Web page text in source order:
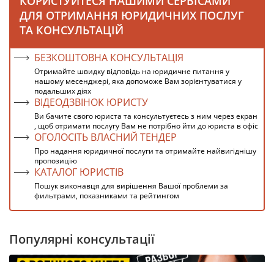
ДЛЯ ОТРИМАННЯ ЮРИДИЧНИХ ПОСЛУГ
ТА КОНСУЛЬТАЦІЙ
БЕЗКОШТОВНА КОНСУЛЬТАЦІЯ
Отримайте швидку відповідь на юридичне питання у
нашому месенджері, яка допоможе Вам зорієнтуватися у
подальших діях
ВІДЕОДЗВІНОК ЮРИСТУ
Ви бачите свого юриста та консультуєтесь з ним через екран
, щоб отримати послугу Вам не потрібно йти до юриста в офіс
ОГОЛОСІТЬ ВЛАСНИЙ ТЕНДЕР
Про надання юридичної послуги та отримайте найвигіднішу
пропозицію
КАТАЛОГ ЮРИСТІВ
Пошук виконавця для вирішення Вашої проблеми за
фильтрами, показниками та рейтингом
Популярні консультації